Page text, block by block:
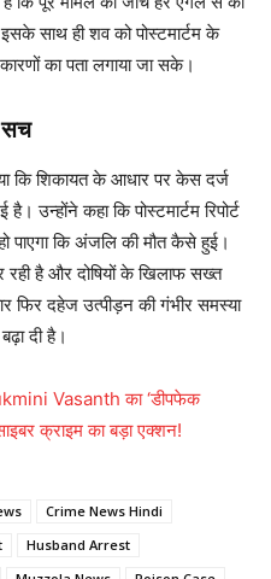
साथ ही शव को पोस्टमार्टम के
का पता लगाया जा सके।
सच
कि शिकायत के आधार पर केस दर्ज
उन्होंने कहा कि पोस्टमार्टम रिपोर्ट
पाएगा कि अंजलि की मौत कैसे हुई।
है और दोषियों के खिलाफ सख्त
फिर दहेज उत्पीड़न की गंभीर समस्या
दी है।
Vasanth का ‘डीपफेक
क्राइम का बड़ा एक्शन!
Crime News Hindi
Husband Arrest